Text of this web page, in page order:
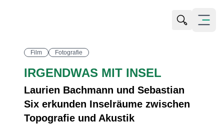
Suche
Menü
Alle Bilder ansehen
Film Fotografie
IRGENDWAS MIT INSEL
Laurien Bachmann und Sebastian
Six erkunden Inselräume zwischen
Topografie und Akustik